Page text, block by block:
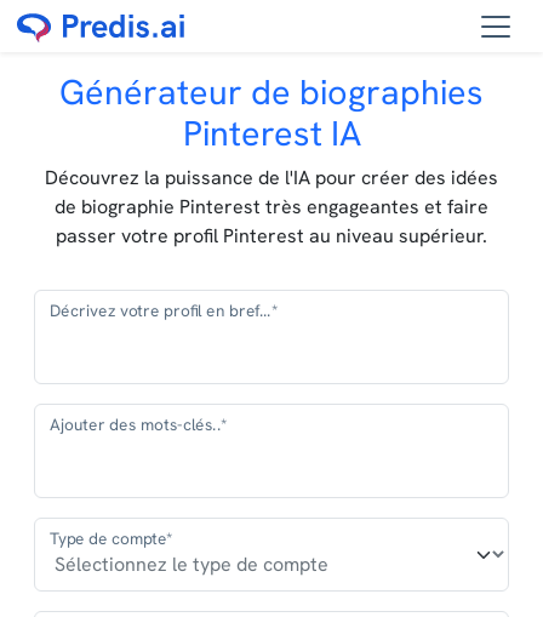
Générateur de biographies
Pinterest IA
Découvrez la puissance de l'IA pour créer des idées
de biographie Pinterest très engageantes et faire
passer votre profil Pinterest au niveau supérieur.
Décrivez votre profil en bref...*
Ajouter des mots-clés..*
Type de compte*